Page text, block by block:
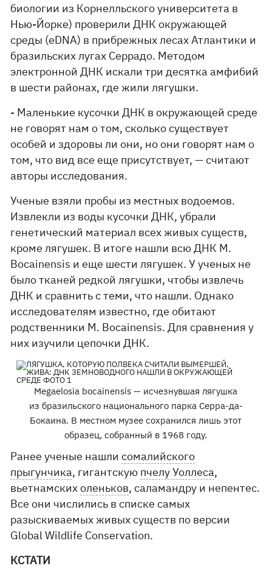
биологии из Корнелльского университета в
Нью-Йорке) проверили ДНК окружающей
среды (eDNA) в прибрежных лесах Атлантики и
бразильских лугах Серрадо. Методом
электронной ДНК искали три десятка амфибий
в шести районах, где жили лягушки.
- Маленькие кусочки ДНК в окружающей среде
не говорят нам о том, сколько существует
особей и здоровы ли они, но они говорят нам о
том, что вид все еще присутствует, — считают
авторы исследования.
Ученые взяли пробы из местных водоемов.
Извлекли из воды кусочки ДНК, убрали
генетический материал всех живых существ,
кроме лягушек. В итоге нашли всю ДНК M.
Bocainensis и еще шести лягушек. У ученых не
было тканей редкой лягушки, чтобы извлечь
ДНК и сравнить с теми, что нашли. Однако
исследователям известно, где обитают
родственники M. Bocainensis. Для сравнения у
них изучили цепочки ДНК.
Megaelosia bocainensis — исчезнувшая лягушка
из бразильского национального парка Серра-да-
Бокаина. В местном музее сохранился лишь этот
образец, собранный в 1968 году.
Ранее ученые нашлисомалийского
прыгунчика, гигантскую пчелу Уоллеса,
вьетнамскихоленьков, саламандру и непентес.
Все они числились в списке самых
разыскиваемых живых существ по версии
Global Wildlife Conservation.
КСТАТИ